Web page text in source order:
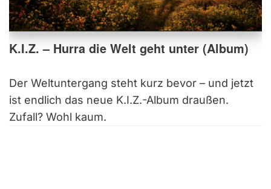
K.I.Z. – Hurra die Welt geht unter (Album)
Der Weltuntergang steht kurz bevor – und jetzt
ist endlich das neue K.I.Z.-Album draußen.
Zufall? Wohl kaum.